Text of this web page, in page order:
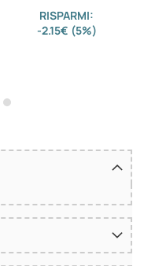
RISPARMI:
-2.15€ (5%)